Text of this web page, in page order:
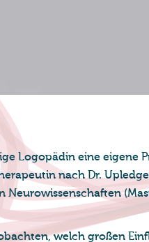
Logopädin eine eigene
nach Dr.
welch großen